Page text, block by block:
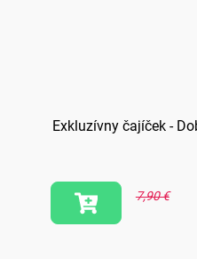
Exkluzívny čajíček -
7,90 €